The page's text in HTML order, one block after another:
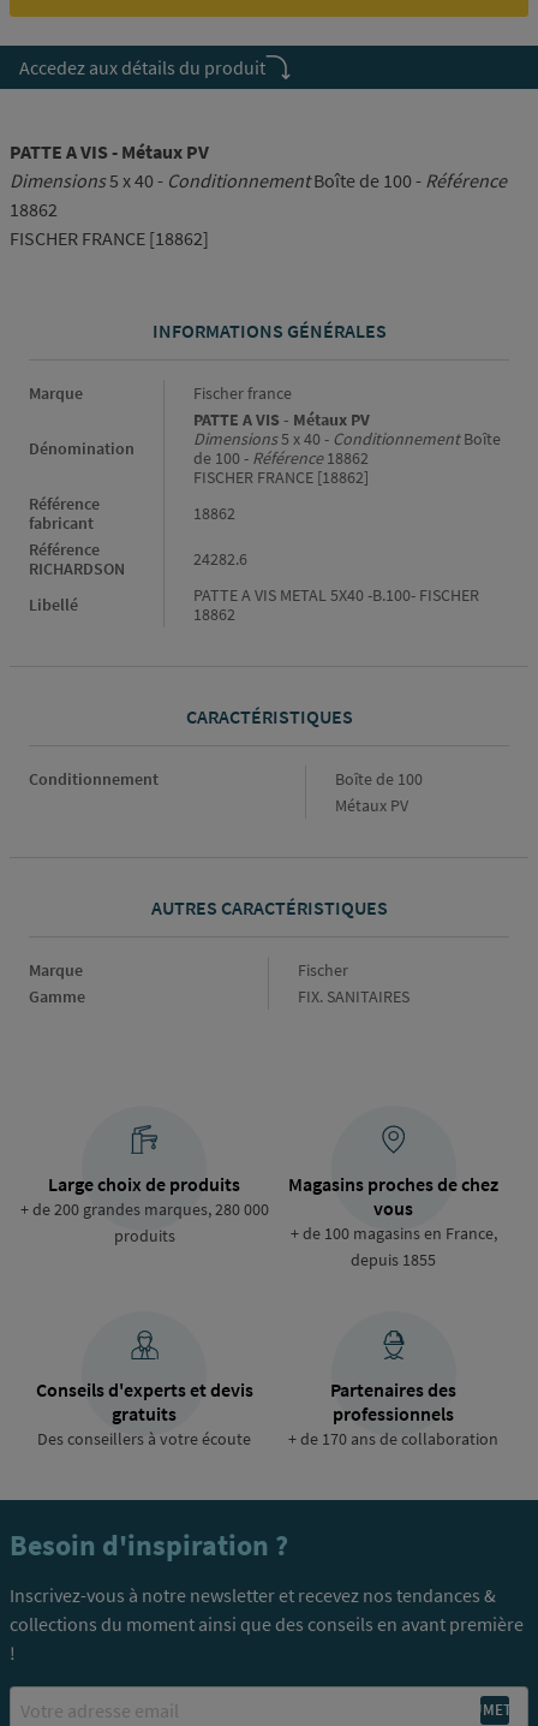
Accedez aux détails du produit
PATTE A VIS - Métaux PV
Dimensions5 x 40 - ConditionnementBoîte de 100 - Référence
18862
FISCHER FRANCE [18862]
INFORMATIONS GÉNÉRALES
Informations générales
Marque Fischer france
Dénomination
PATTE A VIS - Métaux PV
Dimensions5 x 40 - ConditionnementBoîte
de 100 - Référence18862
FISCHER FRANCE [18862]
Référence
fabricant
18862
Référence
RICHARDSON
24282.6
Libellé
PATTE A VIS METAL 5X40 -B.100- FISCHER
18862
CARACTÉRISTIQUES
Caractéristiques
Conditionnement
Boîte de 100
Métaux PV
AUTRES CARACTÉRISTIQUES
Marque Marque
Fischer
Gamme
Gamme
FIX. SANITAIRES
Large choix de produits
+ de 200 grandes marques, 280 000
produits
Magasins proches de chez
vous
+ de 100 magasins en France,
depuis 1855
Conseils d'experts et devis
gratuits
Des conseillers à votre écoute
Partenaires des
professionnels
+ de 170 ans de collaboration
Besoin d'inspiration ?
Inscrivez-vous à notre newsletter et recevez nos tendances &
collections du moment ainsi que des conseils en avant première
!